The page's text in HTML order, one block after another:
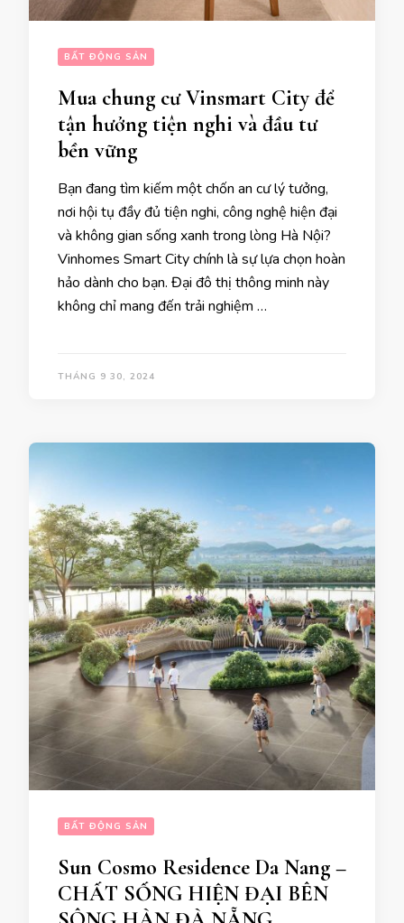
BẤT ĐỘNG SẢN
Mua chung cư Vinsmart City để
tận hưởng tiện nghi và đầu tư
bền vững
Bạn đang tìm kiếm một chốn an cư lý tưởng,
nơi hội tụ đầy đủ tiện nghi, công nghệ hiện đại
và không gian sống xanh trong lòng Hà Nội?
Vinhomes Smart City chính là sự lựa chọn hoàn
hảo dành cho bạn. Đại đô thị thông minh này
không chỉ mang đến trải nghiệm …
THÁNG 9 30, 2024
BẤT ĐỘNG SẢN
Sun Cosmo Residence Da Nang –
CHẤT SỐNG HIỆN ĐẠI BÊN